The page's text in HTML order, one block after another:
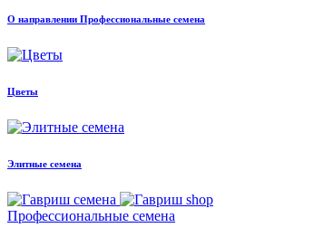
О направлении Профессиональные семена
Цветы
Элитные семена
Профессиональные семена